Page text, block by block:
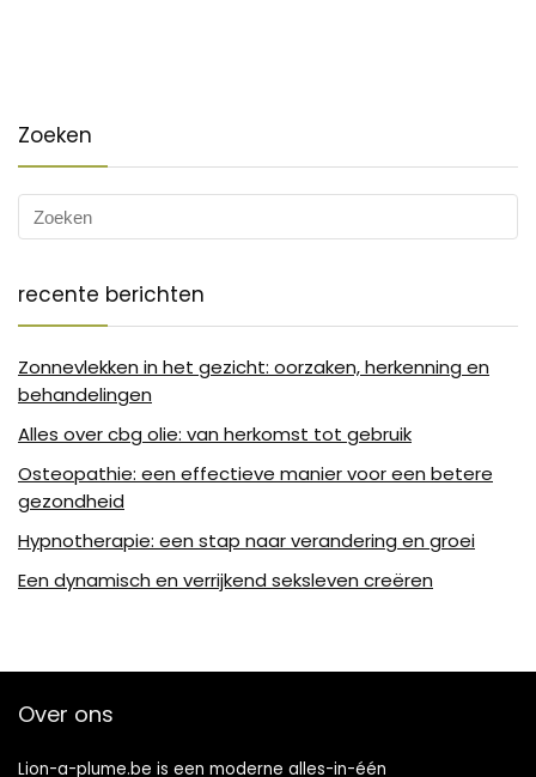
Zoeken
recente berichten
Zonnevlekken in het gezicht: oorzaken, herkenning en
behandelingen
Alles over cbg olie: van herkomst tot gebruik
Osteopathie: een effectieve manier voor een betere
gezondheid
Hypnotherapie: een stap naar verandering en groei
Een dynamisch en verrijkend seksleven creëren
Over ons
Lion-a-plume.be is een moderne alles-in-één